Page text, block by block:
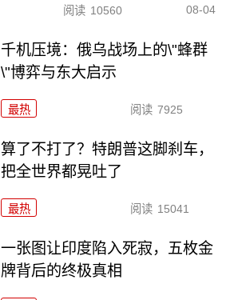
阅读 10560 08-04
千机压境：俄乌战场上的\"蜂群
\"博弈与东大启示
最热 阅读 7925
算了不打了？特朗普这脚刹车，
把全世界都晃吐了
最热 阅读 15041
一张图让印度陷入死寂，五枚金
牌背后的终极真相